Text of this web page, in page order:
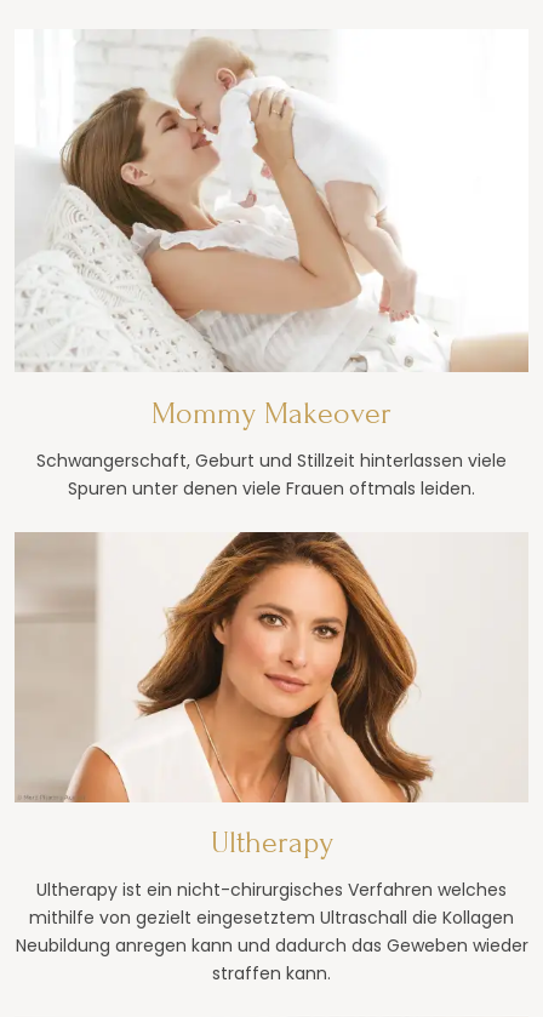
Mommy Makeover
Schwangerschaft, Geburt und Stillzeit hinterlassen viele
Spuren unter denen viele Frauen oftmals leiden.
Ultherapy
Ultherapy ist ein nicht-chirurgisches Verfahren welches
mithilfe von gezielt eingesetztem Ultraschall die Kollagen
Neubildung anregen kann und dadurch das Geweben wieder
straffen kann.